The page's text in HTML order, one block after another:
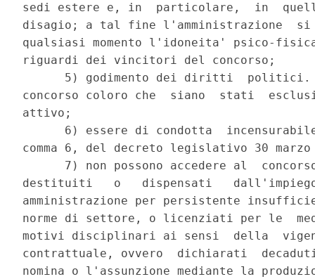
sedi estere e, in  particolare,  in
disagio; a tal fine l'amministrazione
qualsiasi momento l'idoneita' psico-
riguardi dei vincitori del concorso;
5) godimento dei diritti
concorso coloro che  siano  stati
attivo;
6) essere di condotta
comma 6, del decreto legislativo 30
7) non possono accedere al
destituiti   o   dispensati
amministrazione per persistente
norme di settore, o licenziati per le
motivi disciplinari ai sensi  della
contrattuale, ovvero  dichiarati
nomina o l'assunzione mediante la